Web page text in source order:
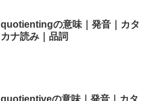
quotientingの意味｜発音｜カタ
カナ読み｜品詞
quotientiveの意味｜発音｜カタ